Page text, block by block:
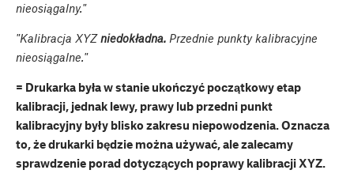
nieosiągalny."
"Kalibracja XYZ niedokładna. Przednie punkty kalibracyjne
nieosiągalne."
= Drukarka była w stanie ukończyć początkowy etap
kalibracji, jednak lewy, prawy lub przedni punkt
kalibracyjny były blisko zakresu niepowodzenia. Oznacza
to, że drukarki będzie można używać, ale zalecamy
sprawdzenie porad dotyczących poprawy kalibracji XYZ.